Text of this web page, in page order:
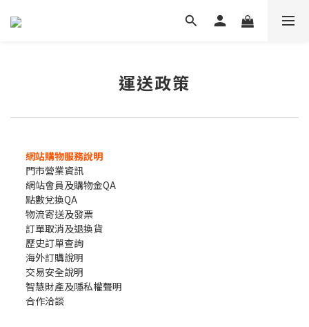
運送政策
網站購物服務說明
門市營業資訊
網站會員及購物金QA
點數兌換QA
物流寄送及發票
訂單取消及退換貨
歷史訂單查詢
海外訂購說明
交易安全說明
智慧財產及隱私權聲明
合作洽談